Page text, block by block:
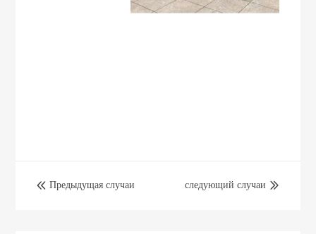
 Предыдущая случаи 
следующий случаи